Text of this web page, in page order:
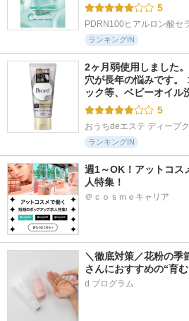
5
PDRN100ヒアルロン酸セ
ランキングIN
2ヶ月弱使用しました
穴が長年の悩みです。
ック等、ベビーオイ
5
おうちdeエステ ディープ
ランキングIN
週1～OK！アットコ
人特集！
＠ｃｏｓｍｅキャリア
＼徹底対策／花粉の季
さんにおすすめの“育
d プログラム